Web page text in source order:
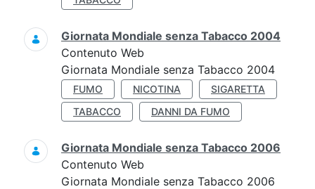
Giornata Mondiale senza Tabacco 2004
Contenuto Web
Giornata Mondiale senza Tabacco 2004
FUMO NICOTINA
SIGARETTA
TABACCO
DANNI DA FUMO
Giornata Mondiale senza Tabacco 2006
Contenuto Web
Giornata Mondiale senza Tabacco 2006